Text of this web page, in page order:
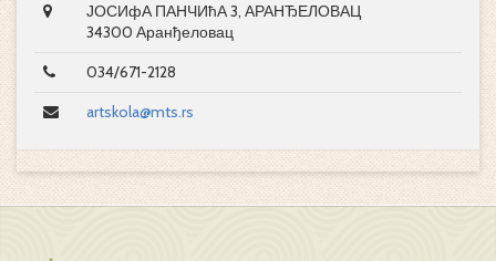
ЈОСИфА ПАНЧИћА 3, АРАНЂЕЛОВАЦ
34300 Аранђеловац
034/671-2128
artskola@mts.rs